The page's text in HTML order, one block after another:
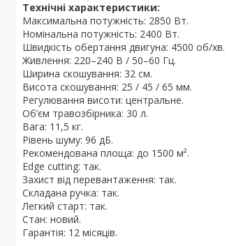
Технічні характеристики:
Максимальна потужність: 2850 Вт.
Номінальна потужність: 2400 Вт.
Швидкість обертання двигуна: 4500 об/хв.
Живлення: 220–240 В / 50–60 Гц.
Ширина скошування: 32 см.
Висота скошування: 25 / 45 / 65 мм.
Регулювання висоти: центральне.
Об’єм травозбірника: 30 л.
Вага: 11,5 кг.
Рівень шуму: 96 дБ.
Рекомендована площа: до 1500 м².
Edge cutting: так.
Захист від перевантаження: так.
Складана ручка: так.
Легкий старт: так.
Стан: новий.
Гарантія: 12 місяців.